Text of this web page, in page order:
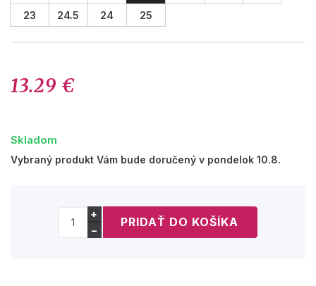
23
24.5 24 25
13.29 €
Skladom
Vybraný produkt Vám bude doručený v pondelok 10.8.
+
−